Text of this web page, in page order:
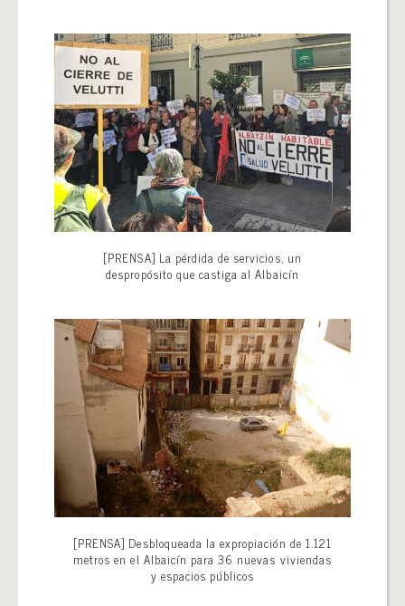
[PRENSA] La pérdida de servicios, un
despropósito que castiga al Albaicín
[PRENSA] Desbloqueada la expropiación de 1.121
metros en el Albaicín para 36 nuevas viviendas
y espacios públicos